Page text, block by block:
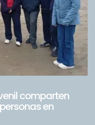
comparten
en